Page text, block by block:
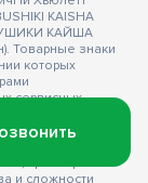
KAISHA
КАЙША
Товарные знаки
которых
сервисных
в
срок гарантии
и сложности